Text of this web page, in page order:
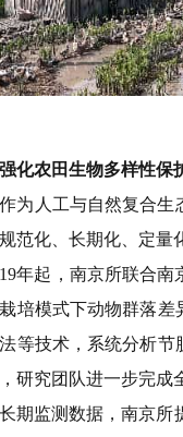
强化农田生物多样性保
作为 人工与自然复合
范化、长期化、定量
年起，南京所联合南
培模式下动物群落差
等技术，系统分析节
研究团队进一步完成
期监测数据，南京所